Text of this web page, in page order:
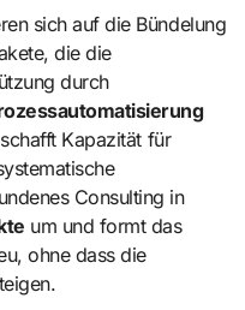
sich auf die Bündelung
die die
durch
Kapazität für
Consulting in
um und formt das
ohne dass die